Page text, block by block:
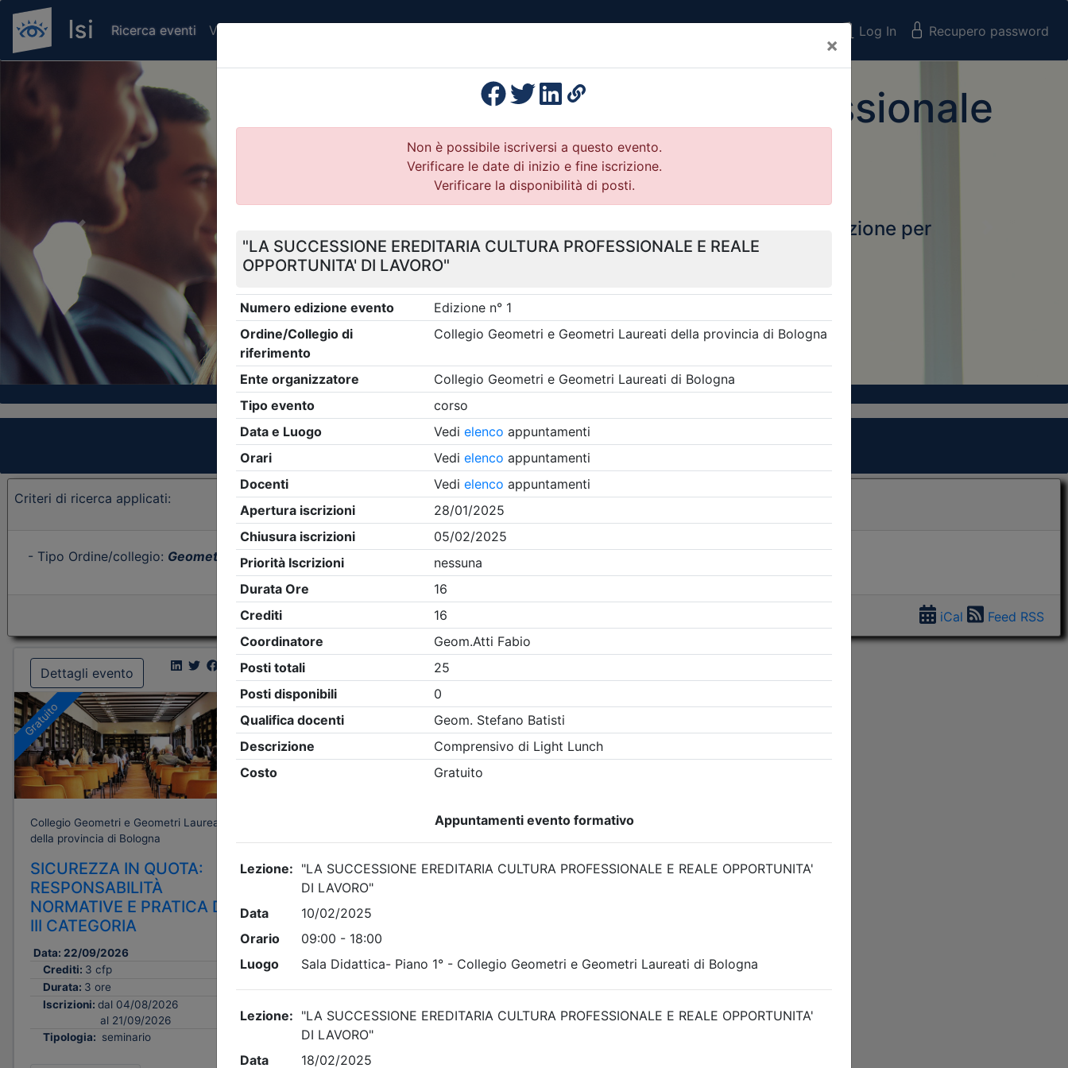
×
Ricerca eventi Verifica attestato di presenza Log In Recupero password
Formazione Professionale
Continua
Il portale della formazione per
Ordini e Collegi
Previous
Clicca qui - espandi la sezione dei filtri ricerca eventi
Criteri di ricerca applicati:
- Tipo Ordine/collegio: Geometri - Ordine: Bologna- Eventi in programma dal
iCal Feed RSS
Dettagli evento
Gratuito
Collegio Geometri e Geometri Laureati
della provincia di Bologna
SICUREZZA IN QUOTA:
RESPONSABILITÀ
NORMATIVE E PRATICA DPI
III CATEGORIA
Data: 22/09/2026
Crediti: 3 cfp
Durata: 3 ore
Iscrizioni: dal 04/08/2026
al 21/09/2026
Tipologia: seminario